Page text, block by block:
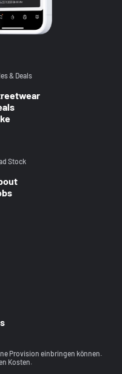
& Deals
Stock
Provision einbringen können.
Kosten.